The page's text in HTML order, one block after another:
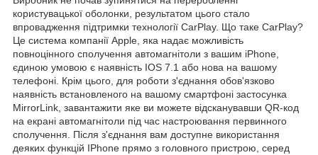
користувацької оболонки, результатом цього стало
впровадження підтримки технології CarPlay. Що таке CarPlay?
Це система компанії Apple, яка надає можливість
повноцінного сполучення автомагнітоли з вашим iPhone,
єдиною умовою є наявність IOS 7.1 або нова на вашому
телефоні. Крім цього, для роботи з'єднання обов'язково
наявність встановленого на вашому смартфоні застосунка
MirrorLink, завантажити яке ви можете відсканувавши QR-код
на екрані автомагнітоли під час настроювання первинного
сполучення. Після з'єднання вам доступне використання
деяких функцій IPhone прямо з головного пристрою, серед